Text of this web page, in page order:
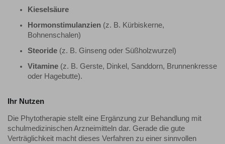
Kieselsäure
Hormonstimulanzien (z. B. Kürbiskerne,
Bohnenschalen)
Steoride (z. B. Ginseng oder Süßholzwurzel)
Vitamine (z. B. Gerste, Dinkel, Sanddorn, Brunnenkresse
oder Hagebutte).
Ihr Nutzen
Die Phytotherapie stellt eine Ergänzung zur Behandlung mit
schulmedizinischen Arzneimitteln dar. Gerade die gute
Verträglichkeit macht dieses Verfahren zu einer sinnvollen